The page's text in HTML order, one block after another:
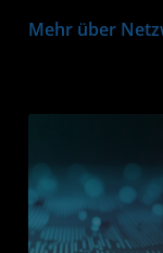
Mehr über